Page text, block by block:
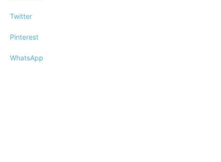
Twitter
Pinterest
WhatsApp